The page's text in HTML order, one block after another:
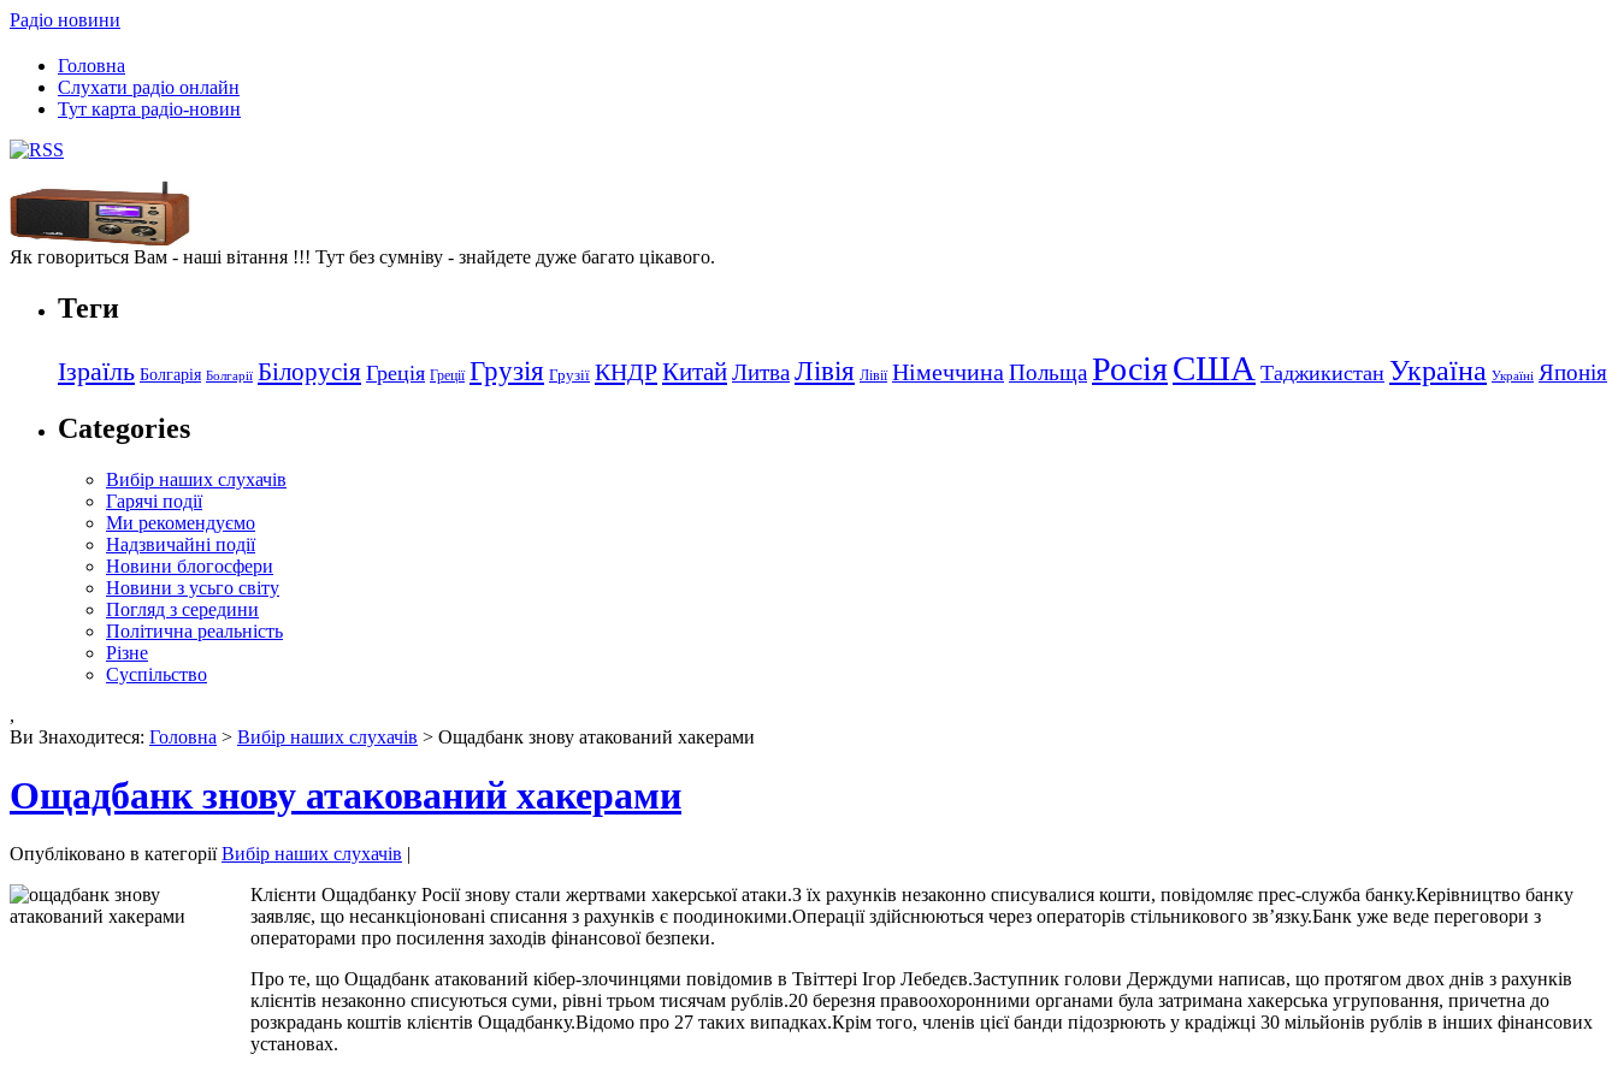
Радіо новини
Головна
Слухати радіо онлайн
Тут карта радіо-новин
Як говориться Вам - наші вітання !!! Тут без сумніву - знайдете дуже багато цікавого.
Теги
Ізраїль Болгарія Болгарії Білорусія Греція Греції Грузія Грузії КНДРКитайЛитваЛівія Лівії Німеччина ПольщаРосіяСША Таджикистан Україна Україні Японія
Categories
Вибір наших слухачів
Гарячі події
Ми рекомендуємо
Надзвичайні події
Новини блогосфери
Новини з усьго світу
Погляд з середини
Політична реальність
Різне
Суспільство
,
Ви Знаходитеся: Головна > Вибір наших слухачів > Ощадбанк знову атакований хакерами
Ощадбанк знову атакований хакерами
Опубліковано в категоріїВибір наших слухачів |
Клієнти Ощадбанку Росії знову стали жертвами хакерської атаки.З їх рахунків незаконно списувалися кошти, повідомляє прес-служба банку.Керівництво банку
заявляє, що несанкціоновані списання з рахунків є поодинокими.Операції здійснюються через операторів стільникового зв’язку.Банк уже веде переговори з
операторами про посилення заходів фінансової безпеки.
Про те, що Ощадбанк атакований кібер-злочинцями повідомив в Твіттері Ігор Лебедєв.Заступник голови Держдуми написав, що протягом двох днів з рахунків
клієнтів незаконно списуються суми, рівні трьом тисячам рублів.20 березня правоохоронними органами була затримана хакерська угруповання, причетна до
розкрадань коштів клієнтів Ощадбанку.Відомо про 27 таких випадках.Крім того, членів цієї банди підозрюють у крадіжці 30 мільйонів рублів в інших фінансових
установах.